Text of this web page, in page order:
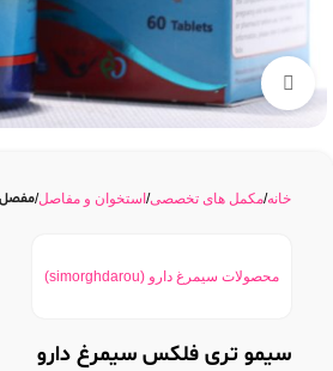
بزرگنمایی تصویر
خانه مکمل های تخصصی استخوان و مفاصل مفصل
محصولات سیمرغ دارو (simorghdarou)
سیمو تری فلکس سیمرغ دارو